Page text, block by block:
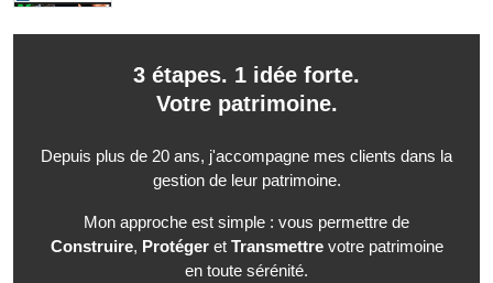
3 étapes. 1 idée forte.
Votre patrimoine.
Depuis plus de 20 ans, j'accompagne mes clients dans la
gestion de leur patrimoine.
Mon approche est simple : vous permettre de
Construire, Protégeret Transmettrevotre patrimoine
en toute sérénité.